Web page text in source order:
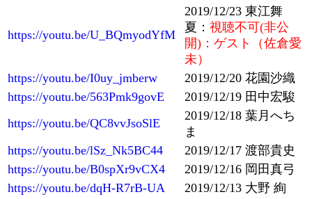
https://youtu.be/U_BQmyodYfM
2019/12/23 東江舞
夏： 視聴不可(非公
開)：ゲスト（佐倉愛
未）
https://youtu.be/I0uy_jmberw
2019/12/20 花園沙織
https://youtu.be/563Pmk9govE
2019/12/19 田中宏駿
https://youtu.be/QC8vvJsoSlE
2019/12/18 葉月へち
ま
https://youtu.be/lSz_Nk5BC44
2019/12/17 渡部貴史
https://youtu.be/B0spXr9vCX4
2019/12/16 岡田真弓
https://youtu.be/dqH-R7rB-UA
2019/12/13 大野 絢